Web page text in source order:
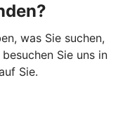
was Sie suchen,
Sie uns in
Sie.